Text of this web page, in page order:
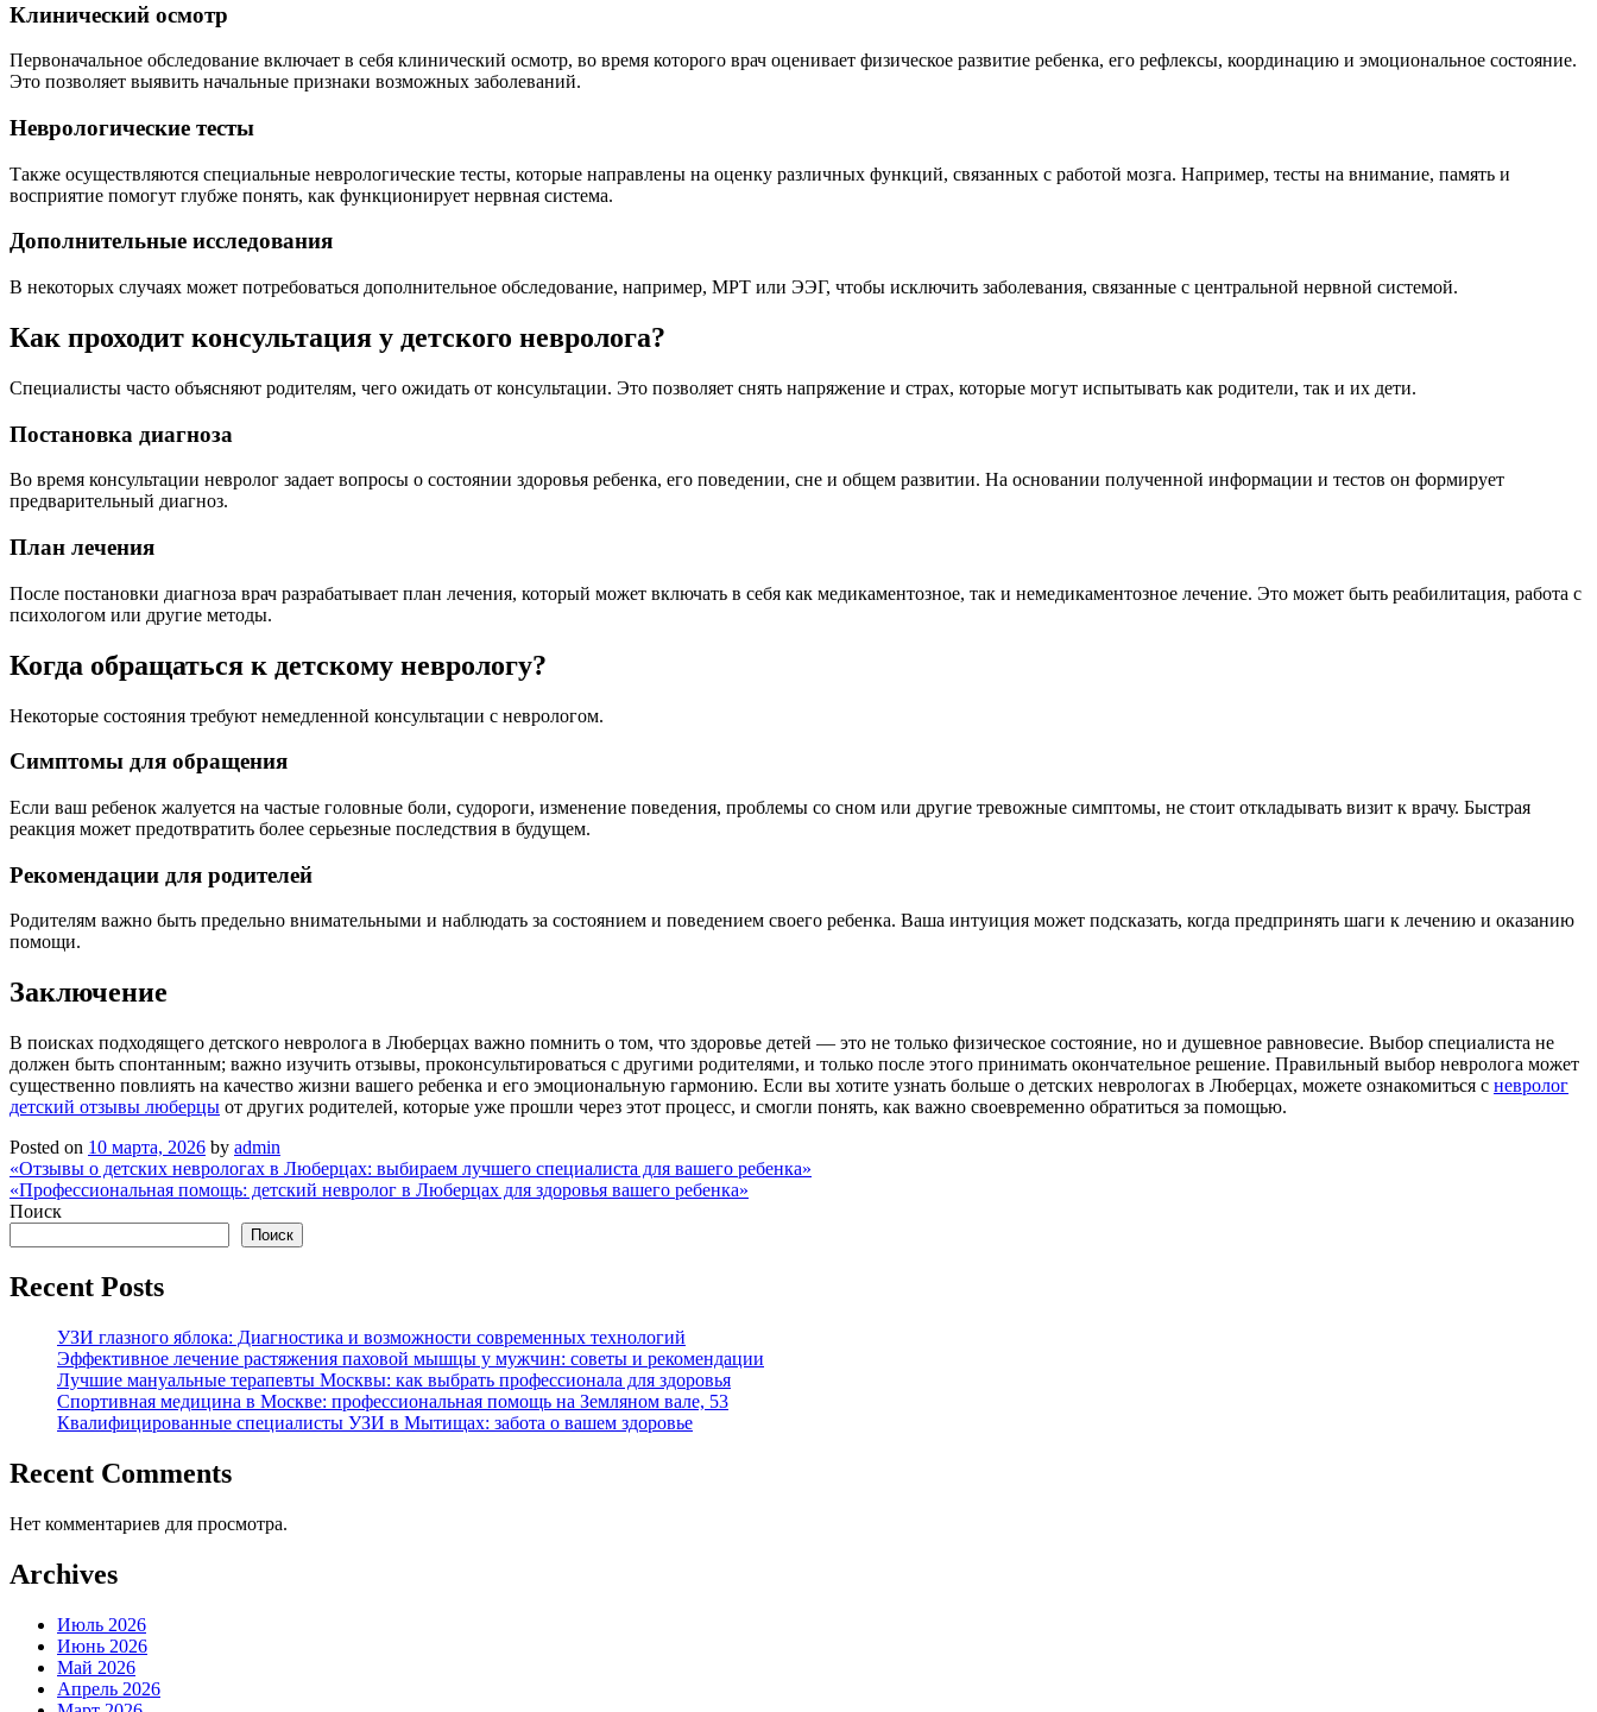
Клинический осмотр
Первоначальное обследование включает в себя клинический осмотр, во время которого врач оценивает физическое развитие ребенка, его рефлексы, координацию и эмоциональное состояние.
Это позволяет выявить начальные признаки возможных заболеваний.
Неврологические тесты
Также осуществляются специальные неврологические тесты, которые направлены на оценку различных функций, связанных с работой мозга. Например, тесты на внимание, память и
восприятие помогут глубже понять, как функционирует нервная система.
Дополнительные исследования
В некоторых случаях может потребоваться дополнительное обследование, например, МРТ или ЭЭГ, чтобы исключить заболевания, связанные с центральной нервной системой.
Как проходит консультация у детского невролога?
Специалисты часто объясняют родителям, чего ожидать от консультации. Это позволяет снять напряжение и страх, которые могут испытывать как родители, так и их дети.
Постановка диагноза
Во время консультации невролог задает вопросы о состоянии здоровья ребенка, его поведении, сне и общем развитии. На основании полученной информации и тестов он формирует
предварительный диагноз.
План лечения
После постановки диагноза врач разрабатывает план лечения, который может включать в себя как медикаментозное, так и немедикаментозное лечение. Это может быть реабилитация, работа с
психологом или другие методы.
Когда обращаться к детскому неврологу?
Некоторые состояния требуют немедленной консультации с неврологом.
Симптомы для обращения
Если ваш ребенок жалуется на частые головные боли, судороги, изменение поведения, проблемы со сном или другие тревожные симптомы, не стоит откладывать визит к врачу. Быстрая
реакция может предотвратить более серьезные последствия в будущем.
Рекомендации для родителей
Родителям важно быть предельно внимательными и наблюдать за состоянием и поведением своего ребенка. Ваша интуиция может подсказать, когда предпринять шаги к лечению и оказанию
помощи.
Заключение
В поисках подходящего детского невролога в Люберцах важно помнить о том, что здоровье детей — это не только физическое состояние, но и душевное равновесие. Выбор специалиста не
должен быть спонтанным; важно изучить отзывы, проконсультироваться с другими родителями, и только после этого принимать окончательное решение. Правильный выбор невролога может
существенно повлиять на качество жизни вашего ребенка и его эмоциональную гармонию. Если вы хотите узнать больше о детских неврологах в Люберцах, можете ознакомиться с невролог
детский отзывы люберцы от других родителей, которые уже прошли через этот процесс, и смогли понять, как важно своевременно обратиться за помощью.
Posted on 10 марта, 2026 by admin
Навигация
по
«Отзывы о детских неврологах в Люберцах: выбираем лучшего специалиста для вашего ребенка»
«Профессиональная помощь: детский невролог в Люберцах для здоровья вашего ребенка»
Поиск
Поиск
Recent Posts
УЗИ глазного яблока: Диагностика и возможности современных технологий
Эффективное лечение растяжения паховой мышцы у мужчин: советы и рекомендации
Лучшие мануальные терапевты Москвы: как выбрать профессионала для здоровья
Спортивная медицина в Москве: профессиональная помощь на Земляном вале, 53
Квалифицированные специалисты УЗИ в Мытищах: забота о вашем здоровье
Recent Comments
Нет комментариев для просмотра.
Archives
Июль 2026
Июнь 2026
Май 2026
Апрель 2026